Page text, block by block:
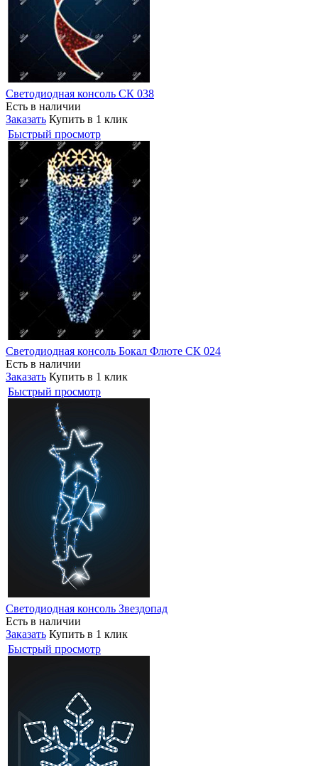
Светодиодная консоль СК 038
Есть в наличии
Заказать Купить в 1 клик
Быстрый просмотр
Светодиодная консоль Бокал Флюте СК 024
Есть в наличии
Заказать Купить в 1 клик
Быстрый просмотр
Светодиодная консоль Звездопад
Есть в наличии
Заказать Купить в 1 клик
Быстрый просмотр